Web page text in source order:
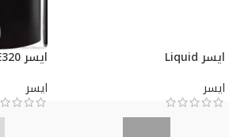
ايسر Liquid
ايسر
ايسر Liquid Express E320
ايسر